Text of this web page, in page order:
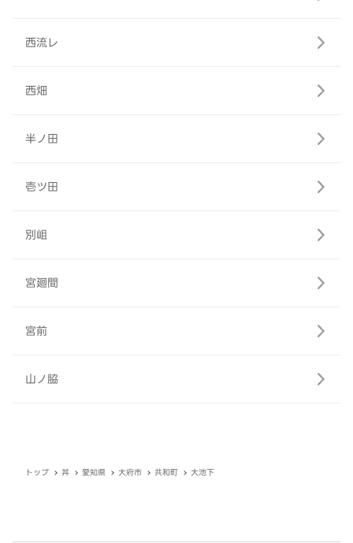
西流レ
西畑
半ノ田
壱ツ田
別岨
宮廻間
宮前
山ノ脇
トップ 丼 愛知県 大府市 共和町 大池下